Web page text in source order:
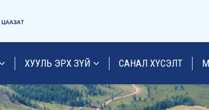
ХУУЛЬ ЭРХ ЗҮЙ САНАЛ ХҮСЭЛТ